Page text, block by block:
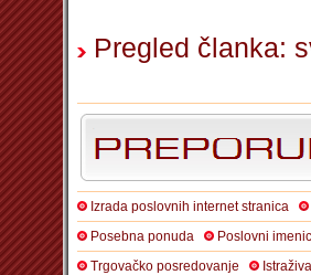
Pregled članka:
Izrada poslovnih internet stranica
Posebna ponuda
Poslovni
Trgovačko posredovanje